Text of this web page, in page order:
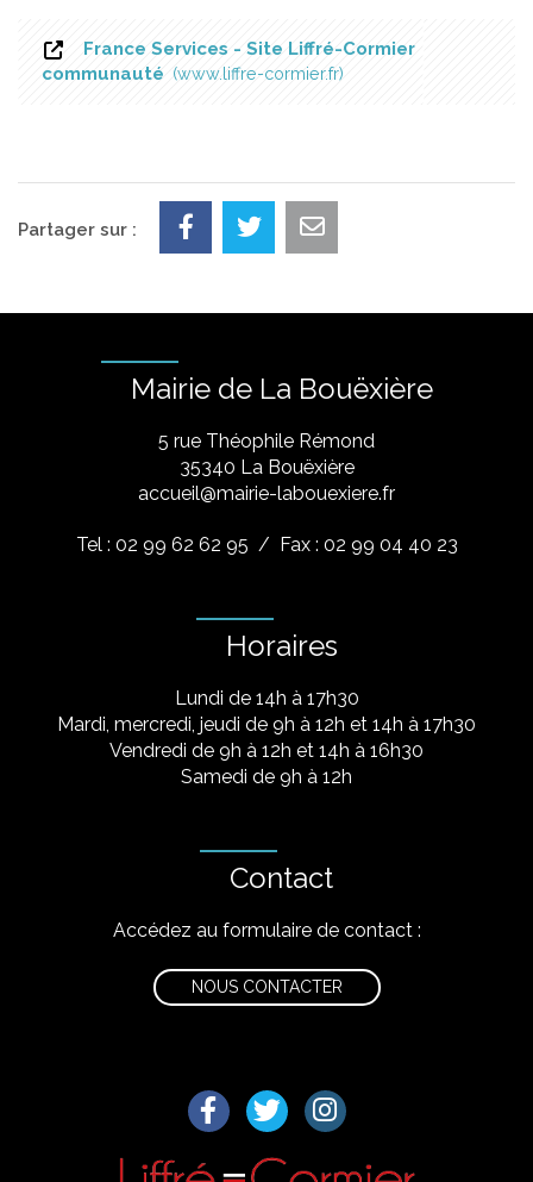
France Services - Site Liffré-Cormier
communauté
www.liffre-cormier.fr
Partager sur :
Mairie de La Bouëxière
5 rue Théophile Rémond
​35340 La Bouëxière
accueil@mairie-labouexiere.fr
Tel : 02 99 62 62 95 / Fax : 02 99 04 40 23
Horaires
Lundi de 14h à 17h30
Mardi, mercredi, jeudi de 9h à 12h et 14h à 17h30
Vendredi de 9h à 12h et 14h à 16h30
Samedi de 9h à 12h
Contact
Accédez au formulaire de contact :
NOUS CONTACTER
Lien vers le compte Facebook
Lien vers le compte Twitter
Lien vers le compte